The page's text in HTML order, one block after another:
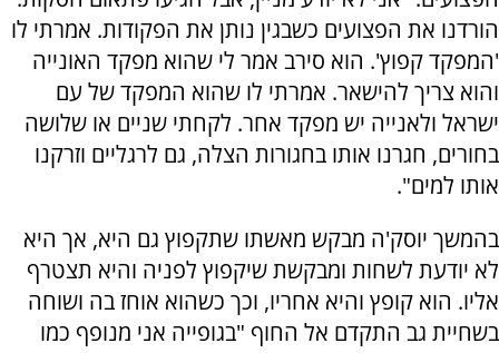
הורדנו את הפצועים כשבגין נותן את הפקודות. אמרתי לו
'המפקד קפוץ'. הוא סירב אמר לי שהוא מפקד האונייה
והוא צריך להישאר. אמרתי לו שהוא המפקד של עם
ישראל ולאנייה יש מפקד אחר. לקחתי שניים או שלושה
בחורים, חגרנו אותו בחגורות הצלה, גם לרגליים וזרקנו
אותו למים".
בהמשך יוסק'ה מבקש מאשתו שתקפוץ גם היא, אך היא
לא יודעת לשחות ומבקשת שיקפוץ לפניה והיא תצטרף
אליו. הוא קופץ והיא אחריו, וכך כשהוא אוחז בה ושוחה
בשחיית גב התקדם אל החוף "בגופייה אני מנופף כמו